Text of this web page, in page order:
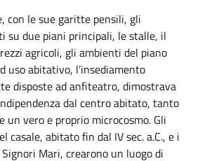
con le sue garitte pensili, gli
su due piani principali, le stalle, il
agricoli, gli ambienti del piano
uso abitativo, l’insediamento
disposte ad anfiteatro, dimostrava
dal centro abitato, tanto
un vero e proprio microcosmo. Gli
casale, abitato fin dal IV sec. a.C., e i
Mari, crearono un luogo di